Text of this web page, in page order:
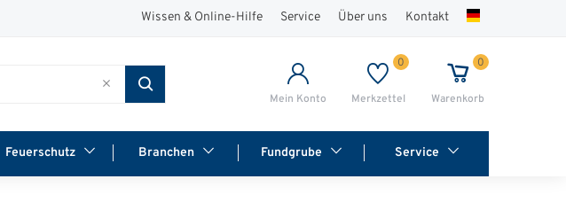
Wissen & Online-Hilfe Service Über uns Kontakt
Mein Konto
0
Merkzettel
0
Warenkorb
Feuerschutz Branchen Fundgrube Service